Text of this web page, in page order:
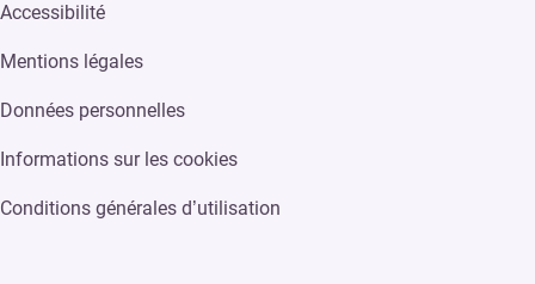
Accessibilité
Mentions légales
Données personnelles
Informations sur les cookies
Conditions générales d’utilisation